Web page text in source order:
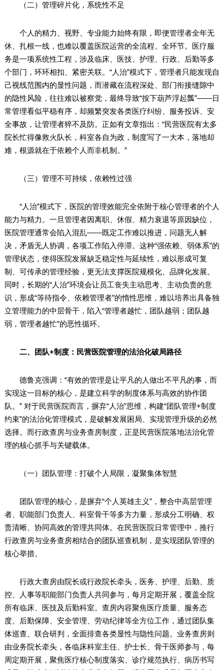
（二）管理碎片化，系统性不足
个人的精力、视野、专业能力始终有限，即便管理者全年无
休、扎根一线，也难以覆盖医院运营的全流程、全环节。医疗服
务是一项系统性工程，涉及临床、医技、护理、行政、后勤等多
个部门，环环相扣、紧密关联。“人治”模式下，管理者只能发现自
己视线范围内的显性问题，而潜藏在流程深处、部门衔接缝隙中
的隐性风险，往往难以被察觉，最终导致“按下葫芦浮起瓢”——日
常管理看似平稳有序，却频繁突发各类医疗纠纷、服务投诉、安
全事故，让管理者猝不及防。正如有文章指出：“民营医院有太多
院长忙得像救火队长，科室各自为政，制度写了一大本，落地却
难，根源就在于依赖个人而非机制。”
（三）管理不可持续，依赖性过强
“人治”模式下，医院的管理效能完全依附于核心管理者的个人
能力与精力。一旦管理者因离职、休假、精力衰退等原因缺位，
医院管理通常会陷入混乱——既定工作难以推进，问题无人解
决，矛盾无人协调，各项工作陷入停滞。这种“强依赖、弱体系”的
管理状态，使得医院发展缺乏稳定性与延续性，难以形成可复
制、可传承的管理经验，更无法支撑医院规模化、品牌化发展。
同时，长期的“人治”环境会让员工丧失主动思考、主动负责的意
识，形成“等待指令、依赖管理者”的惰性思维，难以培养出具备独
立管理能力的中层骨干，陷入“管理者越忙，团队越弱；团队越
弱，管理者越忙”的恶性循环。
二、团队+制度：民营医院管理的法治化破局路径
德鲁克强调：“有效的管理是让平凡的人做出不平凡的事，而
实现这一目标的核心，是建立科学的制度体系与高效的协作团
队。” 对于民营医院而言，摒弃“人治”思维，构建“团队管理+制度
约束”的法治化管理模式，是破解发展困局、实现管理升级的必然
选择。而行政查房与业务查房制度，正是民营医院落地法治化管
理的核心抓手与关键载体。
（一）团队管理：打破个人局限，凝聚集体智慧
团队管理的核心，是摒弃“个人英雄主义”，整合中高层管理
者、职能部门负责人、科室骨干等多方力量，形成分工明确、权
责清晰、协同高效的管理共同体。在民营医院日常管理中，推行
行政查房与业务查房相结合的团队巡查机制，是实现团队管理的
核心举措。
行政大查房由院长或行政院长牵头，医务、护理、后勤、质
控、人事等职能部门负责人共同参与，每月定期开展，覆盖全院
所有临床、医技及后勤科室。查房内容聚焦医疗质量、服务态
度、后勤保障、安全管理、劳动纪律等全方位工作，通过团队集
体巡查、联合研判，全面排查各类显性与隐性问题。业务查房则
由业务院长牵头，各临床科室主任、护士长、骨干医师参与，每
周定期开展，聚焦医疗核心制度落实、诊疗规范执行、病历书写